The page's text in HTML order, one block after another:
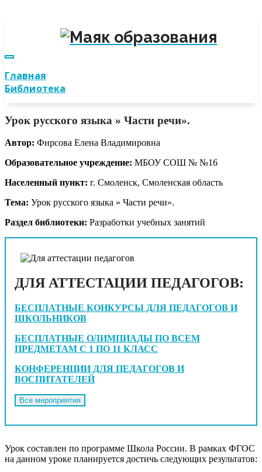
Главная
Библиотека
Урок русского языка » Части речи».
Автор: Фирсова Елена Владимировна
Образовательное учреждение: МБОУ СОШ № №16
Населенный пункт: г. Смоленск, Смоленская область
Тема: Урок русского языка » Части речи».
Раздел библиотеки: Разработки учебных занятий
ДЛЯ АТТЕСТАЦИИ ПЕДАГОГОВ:
БЕСПЛАТНЫЕ КОНКУРСЫ ДЛЯ ПЕДАГОГОВ И
ШКОЛЬНИКОВ
БЕСПЛАТНЫЕ ОЛИМПИАДЫ ПО ВСЕМ
ПРЕДМЕТАМ С 1 ПО 11 КЛАСС
КОНФЕРЕНЦИИ ДЛЯ ПЕДАГОГОВ И
ВОСПИТАТЕЛЕЙ
Урок составлен по программе Школа России. В рамках ФГОС
на данном уроке планируется достичь следующих результатов: